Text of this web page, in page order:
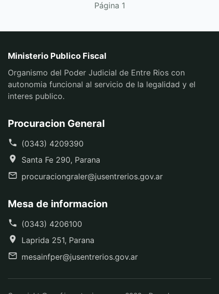
Página 1
Ministerio Publico Fiscal
Organismo del Poder Judicial de Entre Rios con
autonomia funcional al servicio de la legalidad y el
interes publico.
Procuracion General
(0343) 4209390
Santa Fe 290, Parana
procuraciongraler@jusentrerios.gov.ar
Mesa de informacion
(0343) 4206100
Laprida 251, Parana
mesainfper@jusentrerios.gov.ar